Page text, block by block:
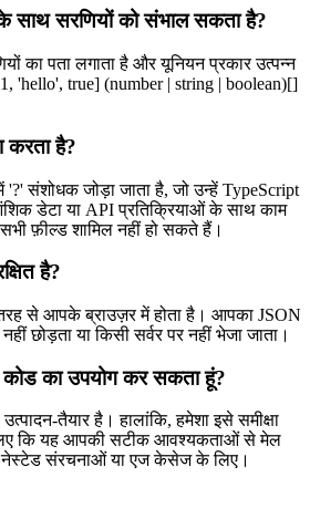
के साथ सरणियों को संभाल सकता है?
का पता लगाता है और यूनियन प्रकार उत्पन्न
'hello', true] (number | string | boolean)[]
करता है?
संशोधक जोड़ा जाता है, जो उन्हें TypeScript
डेटा या API प्रतिक्रियाओं के साथ काम
फ़ील्ड शामिल नहीं हो सकते हैं।
है?
से आपके ब्राउज़र में होता है। आपका JSON
छोड़ता या किसी सर्वर पर नहीं भेजा जाता।
कोड का उपयोग कर सकता हूं?
तैयार है। हालांकि, हमेशा इसे समीक्षा
कि यह आपकी सटीक आवश्यकताओं से मेल
नेस्टेड संरचनाओं या एज केसेज के लिए।